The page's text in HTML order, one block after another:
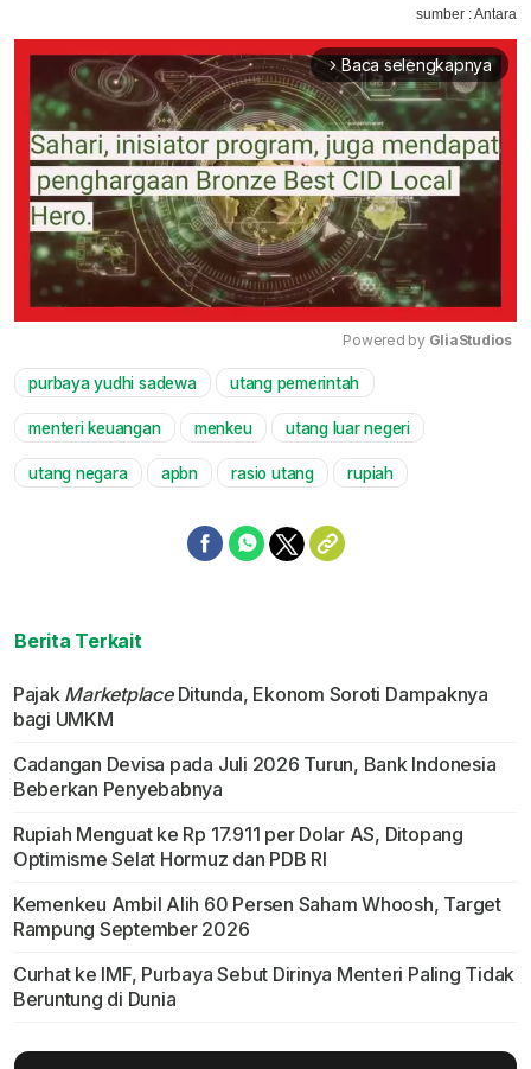
sumber : Antara
arrow_forward_ios Baca selengkapnya
Powered by GliaStudios
purbaya yudhi sadewa utang pemerintah
menteri keuangan menkeu utang luar negeri
utang negara apbn rasio utang rupiah
Berita Terkait
Pajak MarketplaceDitunda, Ekonom Soroti Dampaknya
bagi UMKM
Cadangan Devisa pada Juli 2026 Turun, Bank Indonesia
Beberkan Penyebabnya
Rupiah Menguat ke Rp 17.911 per Dolar AS, Ditopang
Optimisme Selat Hormuz dan PDB RI
Kemenkeu Ambil Alih 60 Persen Saham Whoosh, Target
Rampung September 2026
Curhat ke IMF, Purbaya Sebut Dirinya Menteri Paling Tidak
Beruntung di Dunia